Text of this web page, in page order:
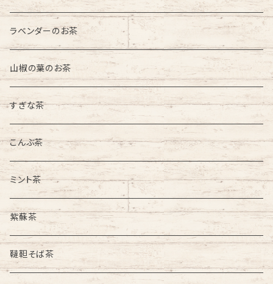
ラベンダーのお茶
山椒の葉のお茶
すぎな茶
こんぶ茶
ミント茶
紫蘇茶
韃靼そば茶